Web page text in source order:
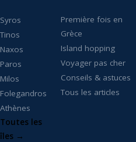
Syros
Tinos
Naxos
Paros
Milos
Folegandros
Athènes
Toutes les
îles →
Première fois en
Grèce
Island hopping
Voyager pas cher
Conseils & astuces
Tous les articles